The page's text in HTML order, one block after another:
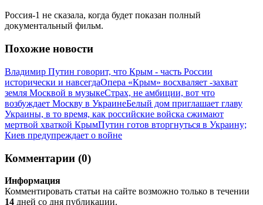
Россия-1 не сказала, когда будет показан полный
документальный фильм.
Похожие новости
Владимир Путин говорит, что Крым - часть России
исторически и навсегдаОпера «Крым» восхваляет -захват
земля Москвой в музыкеСтрах, не амбиции, вот что
возбуждает Москву в УкраинеБелый дом приглашает главу
Украины, в то время, как российские войска сжимают
мертвой хваткой КрымПутин готов вторгнуться в Украину;
Киев предупреждает о войне
Комментарии (0)
Информация
Комментировать статьи на сайте возможно только в течении
14 дней со дня публикации.